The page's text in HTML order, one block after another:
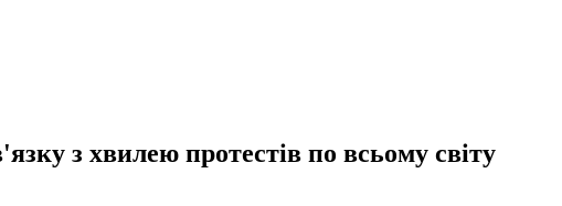
з хвилею протестів по всьому світу